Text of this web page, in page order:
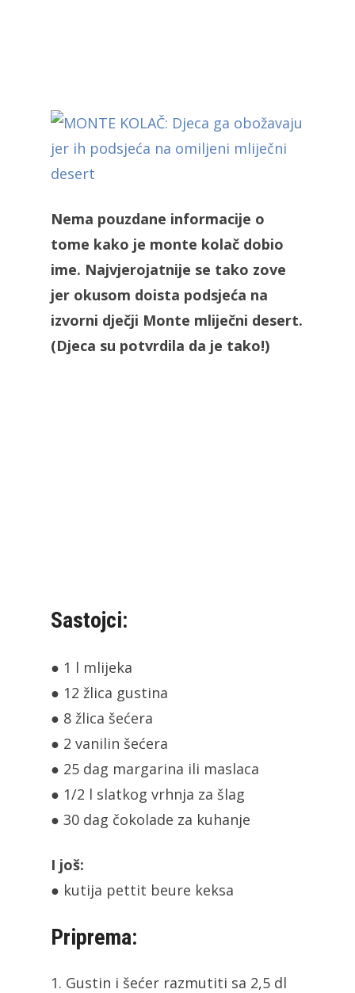
Nema pouzdane informacije o
tome kako je monte kolač dobio
ime. Najvjerojatnije se tako zove
jer okusom doista podsjeća na
izvorni dječji Monte mliječni desert.
(Djeca su potvrdila da je tako!)
Sastojci:
● 1 l mlijeka
● 12 žlica gustina
● 8 žlica šećera
● 2 vanilin šećera
● 25 dag margarina ili maslaca
● 1/2 l slatkog vrhnja za šlag
● 30 dag čokolade za kuhanje
I još:
● kutija pettit beure keksa
Priprema:
Gustin i šećer razmutiti sa 2,5 dl